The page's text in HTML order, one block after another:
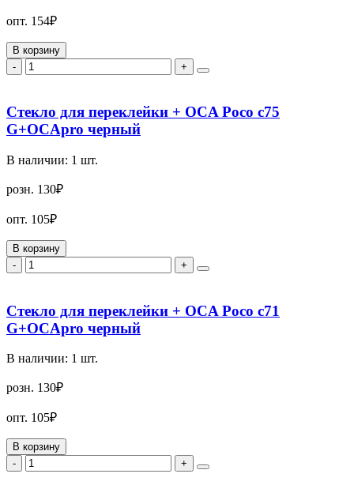
опт. 154₽
В корзину
-
+
Стекло для переклейки + OCA Poco c75
G+OCApro черный
В наличии: 1 шт.
розн. 130₽
опт. 105₽
В корзину
-
+
Стекло для переклейки + OCA Poco c71
G+OCApro черный
В наличии: 1 шт.
розн. 130₽
опт. 105₽
В корзину
-
+